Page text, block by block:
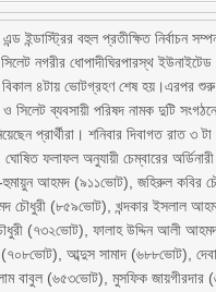
ইন্ডাস্ট্রির বহুল প্রতীক্ষিত নির্বাচন
নগরীর ধোপাদীঘিরপারস্থ ইউনাইটেড
৪টায় ভোটগ্রহণ শেষ হয়।এরপর শুরু
সিলেট ব্যবসায়ী পরিষদ নামক দুটি
প্রার্থীরা। শনিবার দিবাগত রাত ৩
ফলাফল অনুযায়ী চেম্বারের
হুমায়ুন আহমদ (৯১১ভোট), জহিরুল কবির
চৌধুরী (৮৫৯ভোট), খন্দকার ইসলাল
(৭৩২ভোট), ফালাহ উদ্দিন আলী
(৭০৮ভোট), আব্দুস সামাদ (৬৮৮ভোট),
বাবুল (৬৫৩ভোট), মুসফিক জায়গীরদার